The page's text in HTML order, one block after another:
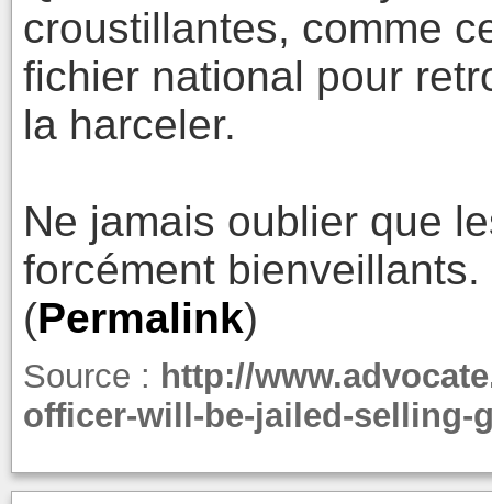
croustillantes, comme
fichier national pour
la harceler.
Ne jamais oublier que
forcément bienveillants.
(Permalink)
Source : http://
officer-will-be-jailed-selling-